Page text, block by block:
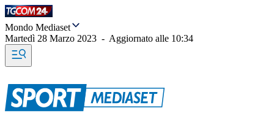
Mondo Mediaset
Martedì 28 Marzo 2023 - Aggiornato alle 10:34